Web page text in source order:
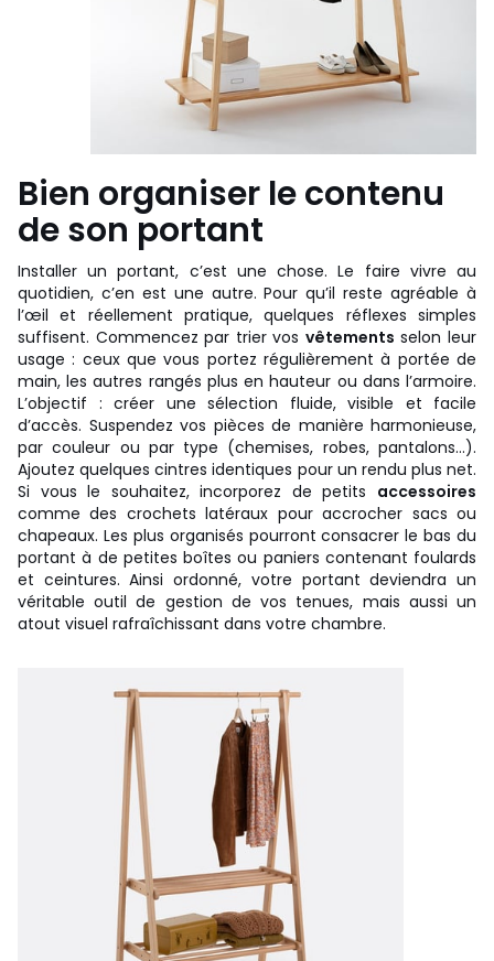
Bien organiser le contenu
de son portant
Installer un portant, c’est une chose. Le faire vivre au
quotidien, c’en est une autre. Pour qu’il reste agréable à
l’œil et réellement pratique, quelques réflexes simples
suffisent. Commencez par trier vos vêtements selon leur
usage : ceux que vous portez régulièrement à portée de
main, les autres rangés plus en hauteur ou dans l’armoire.
L’objectif : créer une sélection fluide, visible et facile
d’accès. Suspendez vos pièces de manière harmonieuse,
par couleur ou par type (chemises, robes, pantalons…).
Ajoutez quelques cintres identiques pour un rendu plus net.
Si vous le souhaitez, incorporez de petits accessoires
comme des crochets latéraux pour accrocher sacs ou
chapeaux. Les plus organisés pourront consacrer le bas du
portant à de petites boîtes ou paniers contenant foulards
et ceintures. Ainsi ordonné, votre portant deviendra un
véritable outil de gestion de vos tenues, mais aussi un
atout visuel rafraîchissant dans votre chambre.